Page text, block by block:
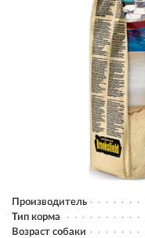
Производитель
Тип корма
Возраст собаки